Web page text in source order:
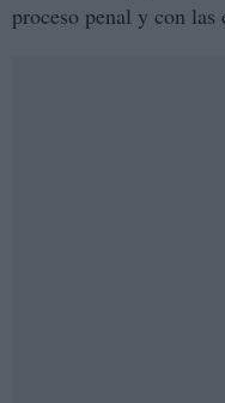
proceso penal y con las